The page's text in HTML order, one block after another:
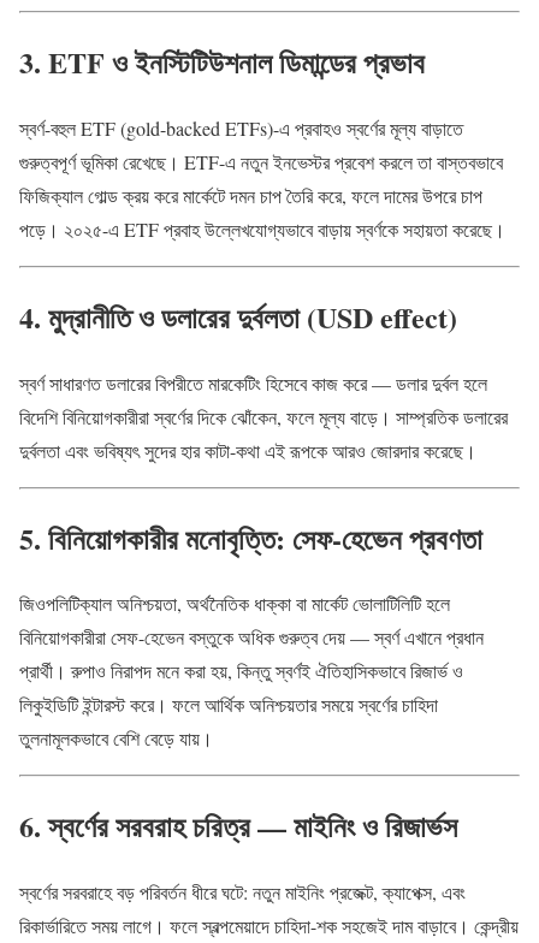
3. ETF ও ইনস্টিটিউশনাল ডিমান্ডের প্রভাব
স্বর্ণ-বহুল ETF (gold-backed ETFs)-এ প্রবাহও স্বর্ণের মূল্য বাড়াতে
গুরুত্বপূর্ণ ভূমিকা রেখেছে। ETF-এ নতুন ইনভেস্টর প্রবেশ করলে তা বাস্তবভাবে
ফিজিক্যাল গোল্ড ক্রয় করে মার্কেটে দমন চাপ তৈরি করে, ফলে দামের উপরে চাপ
পড়ে। ২০২৫-এ ETF প্রবাহ উল্লেখযোগ্যভাবে বাড়ায় স্বর্ণকে সহায়তা করেছে।
4. মুদ্রানীতি ও ডলারের দুর্বলতা (USD effect)
স্বর্ণ সাধারণত ডলারের বিপরীতে মারকেটিং হিসেবে কাজ করে — ডলার দুর্বল হলে
বিদেশি বিনিয়োগকারীরা স্বর্ণের দিকে ঝোঁকেন, ফলে মূল্য বাড়ে। সাম্প্রতিক ডলারের
দুর্বলতা এবং ভবিষ্যৎ সুদের হার কাটা-কথা এই রূপকে আরও জোরদার করেছে।
5. বিনিয়োগকারীর মনোবৃত্তি: সেফ-হেভেন প্রবণতা
জিওপলিটিক্যাল অনিশ্চয়তা, অর্থনৈতিক ধাক্কা বা মার্কেট ভোলাটিলিটি হলে
বিনিয়োগকারীরা সেফ-হেভেন বস্তুকে অধিক গুরুত্ব দেয় — স্বর্ণ এখানে প্রধান
প্রার্থী। রুপাও নিরাপদ মনে করা হয়, কিন্তু স্বর্ণই ঐতিহাসিকভাবে রিজার্ভ ও
লিকুইডিটি ইন্টারস্ট করে। ফলে আর্থিক অনিশ্চয়তার সময়ে স্বর্ণের চাহিদা
তুলনামূলকভাবে বেশি বেড়ে যায়।
6. স্বর্ণের সরবরাহ চরিত্র — মাইনিং ও রিজার্ভস
স্বর্ণের সরবরাহে বড় পরিবর্তন ধীরে ঘটে: নতুন মাইনিং প্রজেক্ট, ক্যাপেক্স, এবং
রিকার্ভারিতে সময় লাগে। ফলে স্বল্পমেয়াদে চাহিদা-শক সহজেই দাম বাড়াবে। কেন্দ্রীয়